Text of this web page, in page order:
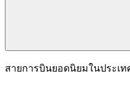
สายการบินยอดนิยมในประเท